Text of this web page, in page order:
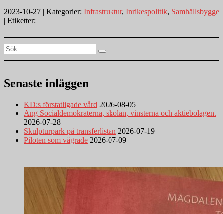
borde
mer
oss
som
bygger”
2023-10-27 | Kategorier: Infrastruktur, Inrikespolitik, Samhällsbygge
| Etiketter:
Sök
efter:
Sök
Senaste inläggen
KD:s förstatligade vård 2026-08-05
Ang Socialdemokraterna, skolan, vinsterna och aktiebolagen.
2026-07-28
Skulpturpark på transferlistan 2026-07-19
Piloten som vägrade 2026-07-09